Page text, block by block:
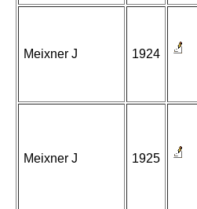
Meixner J 1924
Meixner J 1925